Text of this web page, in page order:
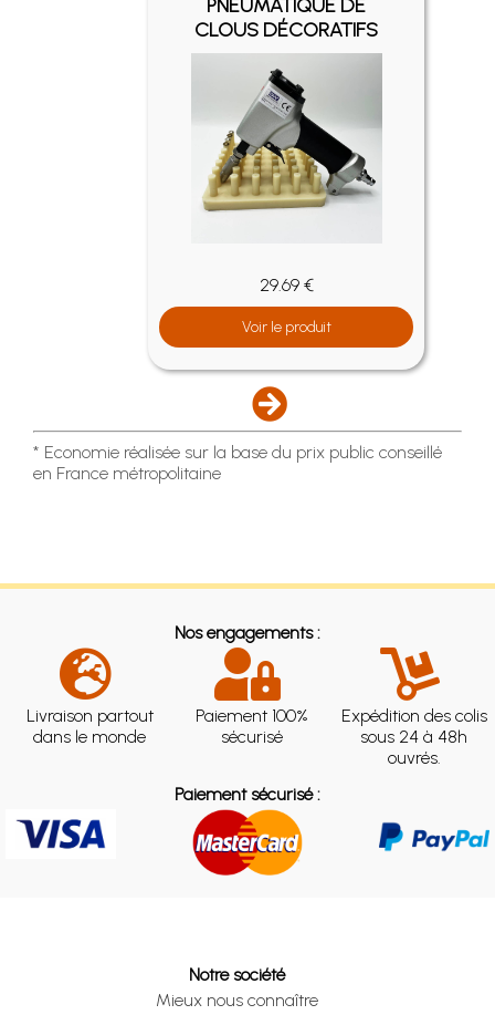
PNEUMATIQUE DE
CLOUS DÉCORATIFS
29.69 €
Voir le produit
* Economie réalisée sur la base du prix public conseillé
en France métropolitaine
Nos engagements :
Livraison partout
dans le monde
Paiement 100%
sécurisé
Expédition des colis
sous 24 à 48h
ouvrés.
Paiement sécurisé :
Notre société
Mieux nous connaître